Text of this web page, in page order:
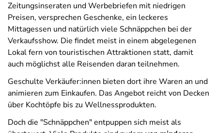
Zeitungsinseraten und Werbebriefen mit niedrigen
Preisen, versprechen Geschenke, ein leckeres
Mittagessen und natürlich viele Schnäppchen bei der
Verkaufsshow. Die findet meist in einem abgelegenen
Lokal fern von touristischen Attraktionen statt, damit
auch möglichst alle Reisenden daran teilnehmen.
Geschulte Verkäufer:innen bieten dort ihre Waren an und
animieren zum Einkaufen. Das Angebot reicht von Decken
über Kochtöpfe bis zu Wellnessprodukten.
Doch die "Schnäppchen" entpuppen sich meist als